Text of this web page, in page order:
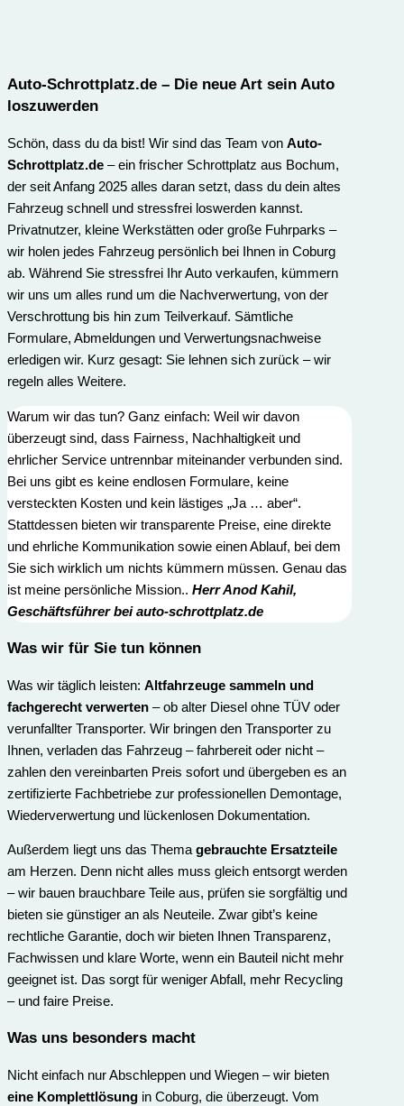
Auto-Schrottplatz.de – Die neue Art sein Auto
loszuwerden
Schön, dass du da bist! Wir sind das Team von Auto-
Schrottplatz.de – ein frischer Schrottplatz aus Bochum,
der seit Anfang 2025 alles daran setzt, dass du dein altes
Fahrzeug schnell und stressfrei loswerden kannst.
Privatnutzer, kleine Werkstätten oder große Fuhrparks –
wir holen jedes Fahrzeug persönlich bei Ihnen in Coburg
ab. Während Sie stressfrei Ihr Auto verkaufen, kümmern
wir uns um alles rund um die Nachverwertung, von der
Verschrottung bis hin zum Teilverkauf. Sämtliche
Formulare, Abmeldungen und Verwertungsnachweise
erledigen wir. Kurz gesagt: Sie lehnen sich zurück – wir
regeln alles Weitere.
Warum wir das tun? Ganz einfach: Weil wir davon
überzeugt sind, dass Fairness, Nachhaltigkeit und
ehrlicher Service untrennbar miteinander verbunden sind.
Bei uns gibt es keine endlosen Formulare, keine
versteckten Kosten und kein lästiges „Ja … aber“.
Stattdessen bieten wir transparente Preise, eine direkte
und ehrliche Kommunikation sowie einen Ablauf, bei dem
Sie sich wirklich um nichts kümmern müssen. Genau das
ist meine persönliche Mission.. HerrAnod Kahil,
Geschäftsführer bei auto-schrottplatz.de
Was wir für Sie tun können
Was wir täglich leisten: Altfahrzeuge sammeln und
fachgerecht verwerten – ob alter Diesel ohne TÜV oder
verunfallter Transporter. Wir bringen den Transporter zu
Ihnen, verladen das Fahrzeug – fahrbereit oder nicht –
zahlen den vereinbarten Preis sofort und übergeben es an
zertifizierte Fachbetriebe zur professionellen Demontage,
Wiederverwertung und lückenlosen Dokumentation.
Außerdem liegt uns das Themagebrauchte Ersatzteile
am Herzen. Denn nicht alles muss gleich entsorgt werden
– wir bauen brauchbare Teile aus, prüfen sie sorgfältig und
bieten sie günstiger an als Neuteile. Zwar gibt’s keine
rechtliche Garantie, doch wir bieten Ihnen Transparenz,
Fachwissen und klare Worte, wenn ein Bauteil nicht mehr
geeignet ist. Das sorgt für weniger Abfall, mehr Recycling
– und faire Preise.
Was uns besonders macht
Nicht einfach nur Abschleppen und Wiegen – wir bieten
eine Komplettlösung in Coburg, die überzeugt. Vom